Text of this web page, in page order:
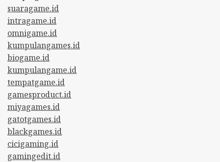
suaragame.id
intragame.id
omnigame.id
kumpulangames.id
biogame.id
kumpulangame.id
tempatgame.id
gamesproduct.id
miyagames.id
gatotgames.id
blackgames.id
cicigaming.id
gamingedit.id